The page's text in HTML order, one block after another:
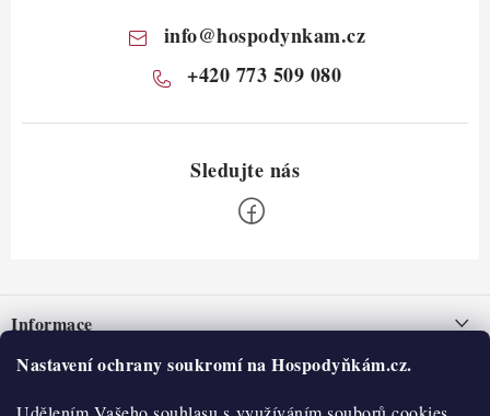
Nastavení ochrany soukromí na Hospodyňkám.cz.
info@hospodynkam.cz
+420 773 509 080
pInformace
Nepřevzetí zásilky na dobírku
Obchodní podmínky
O nás